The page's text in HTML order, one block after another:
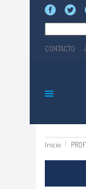
CONTACTO
Inicio